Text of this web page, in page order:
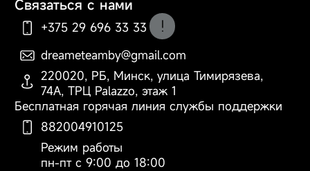
Связаться с нами
+375 29 696 33 33
По вопросам оформления
заказа, доставки и оплаты
dreameteamby@gmail.com
220020, РБ, Минск, улица Тимирязева,
74А, ТРЦ Palazzo, этаж 1
Бесплатная горячая линия службы поддержки
882004910125
Режим работы
пн-пт с 9:00 до 18:00